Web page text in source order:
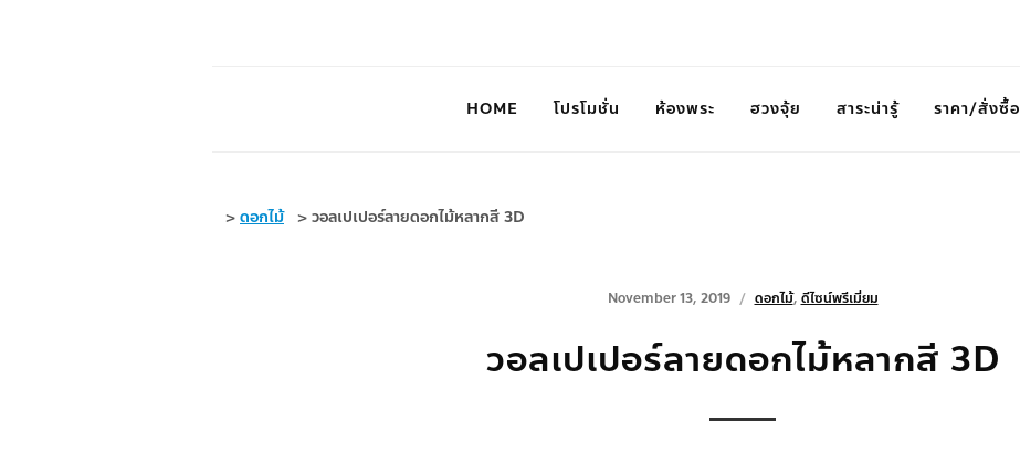
HOME โปรโมชั่น ห้องพระ ฮวงจุ้ย สาระน่ารู้ ราคา/สั่งซื้อ
>ดอกไม้ >วอลเปเปอร์ลายดอกไม้หลากสี 3D
November 13, 2019 ดอกไม้, ดีไซน์พรีเมี่ยม
วอลเปเปอร์ลายดอกไม้หลากสี 3D